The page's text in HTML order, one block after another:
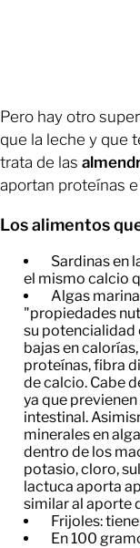
Pero hay otro
que la leche y que
trata de las
aportan proteínas
Los alimentos
Sardinas en
el mismo calcio
Algas
"propiedades
su potencialidad
bajas en
proteínas, fibra
de calcio. Cabe
ya que
intestinal.
minerales en
dentro de los
potasio, cloro,
lactuca aporta
similar al aporte
Frijoles:
En 100